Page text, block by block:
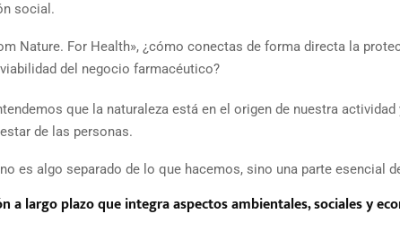
social.
Nature. For Health», ¿cómo conectas de forma directa la
del negocio farmacéutico?
que la naturaleza está en el origen de nuestra
de las personas.
es algo separado de lo que hacemos, sino una parte esencial
a largo plazo que integra aspectos ambientales, sociales y